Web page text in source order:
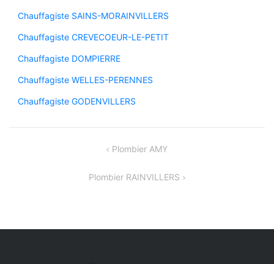
Chauffagiste SAINS-MORAINVILLERS
Chauffagiste CREVECOEUR-LE-PETIT
Chauffagiste DOMPIERRE
Chauffagiste WELLES-PERENNES
Chauffagiste GODENVILLERS
Plombier AMY
Plombier RAINVILLERS